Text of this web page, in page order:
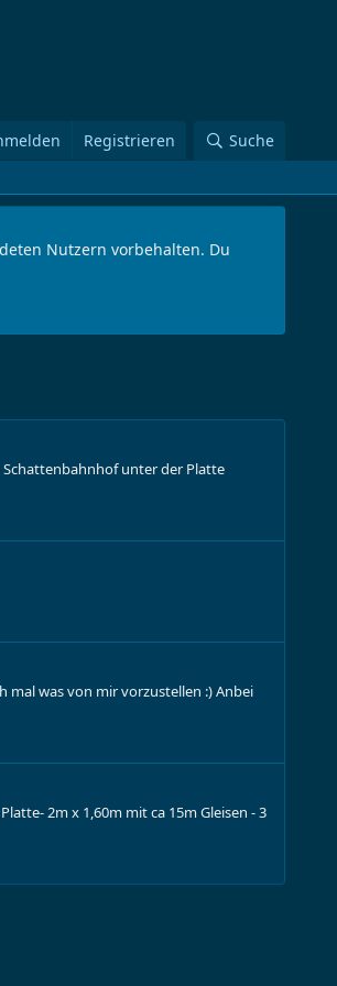
Registrieren Suche
Nutzern vorbehalten. Du
Schattenbahnhof unter der Platte
mal was von mir vorzustellen :) Anbei
2m x 1,60m mit ca 15m Gleisen - 3